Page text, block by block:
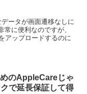
ータが画面遷移なしに
に便利なのですが、
アップロードするのに
のAppleCareじゃ
で延長保証して得